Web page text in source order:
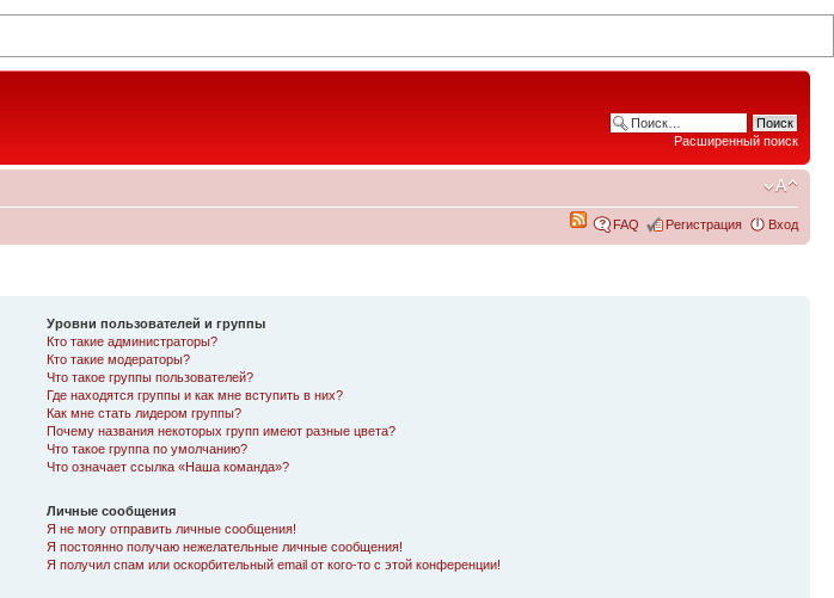
Расширенный поиск
FAQ Регистрация Вход
Уровни пользователей и группы
Кто такие администраторы?
Кто такие модераторы?
Что такое группы пользователей?
Где находятся группы и как мне вступить в них?
Как мне стать лидером группы?
Почему названия некоторых групп имеют разные цвета?
Что такое группа по умолчанию?
Что означает ссылка «Наша команда»?
Личные сообщения
Я не могу отправить личные сообщения!
Я постоянно получаю нежелательные личные сообщения!
Я получил спам или оскорбительный email от кого-то с этой конференции!